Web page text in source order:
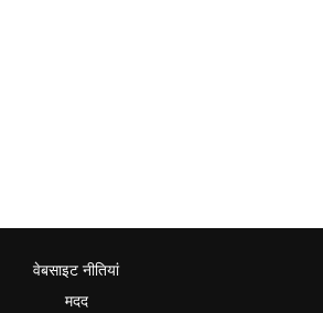
वेबसाइट नीतियां
मदद